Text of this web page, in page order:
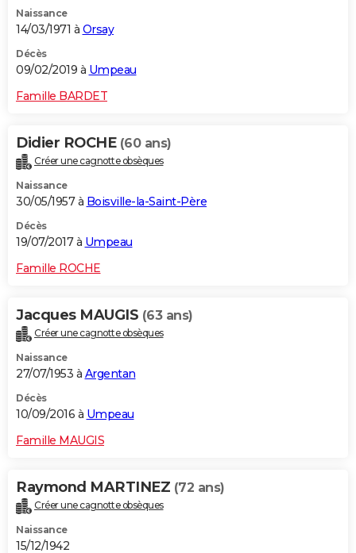
Naissance
14/03/1971 à Orsay
Décès
09/02/2019 à Umpeau
Famille BARDET
Didier ROCHE (60 ans)
Créer une cagnotte obsèques
Naissance
30/05/1957 à Boisville-la-Saint-Père
Décès
19/07/2017 à Umpeau
Famille ROCHE
Jacques MAUGIS (63 ans)
Créer une cagnotte obsèques
Naissance
27/07/1953 à Argentan
Décès
10/09/2016 à Umpeau
Famille MAUGIS
Raymond MARTINEZ (72 ans)
Créer une cagnotte obsèques
Naissance
15/12/1942